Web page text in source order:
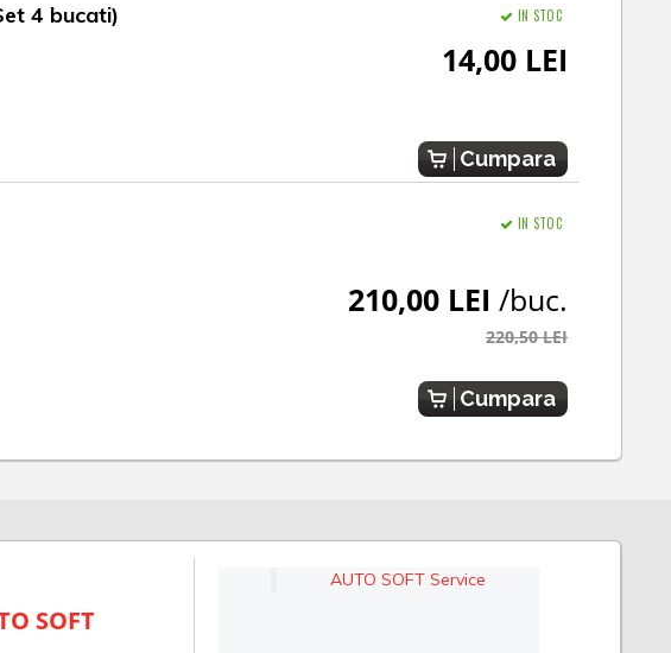
4 bucati) IN STOC
14,00 LEI
Cumpara
IN STOC
210,00 LEI /buc.
220,50 LEI
Cumpara
SOFT
AUTO SOFT Service